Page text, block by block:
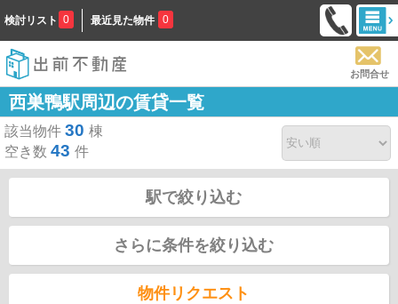
検討リスト 0 最近見た物件 0
お問合せ
西巣鴨駅周辺の賃貸一覧
該当物件 30 棟
空き数 43 件
駅で絞り込む
さらに条件を絞り込む
物件リクエスト